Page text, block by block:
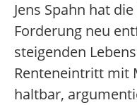
Jens Spahn hat
Forderung neu
steigenden
Renteneintritt mit
haltbar,